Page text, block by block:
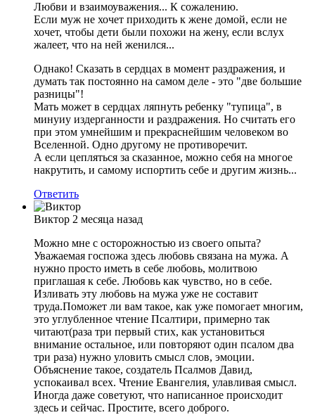
Любви и взаимоуважения... К сожалению.
Если муж не хочет приходить к жене домой, если не
хочет, чтобы дети были похожи на жену, если вслух
жалеет, что на ней женился...
Однако! Сказать в сердцах в момент раздражения, и
думать так постоянно на самом деле - это "две большие
разницы"!
Мать может в сердцах ляпнуть ребенку "тупица", в
минуиу издерганности и раздражения. Но считать его
при этом умнейшим и прекраснейшим человеком во
Вселенной. Одно другому не противоречит.
А если цепляться за сказанное, можно себя на многое
накрутить, и самому испортить себе и другим жизнь...
Ответить
Виктор 2 месяца назад
Можно мне с осторожностью из своего опыта?
Уважаемая госпожа здесь любовь связана на мужа. А
нужно просто иметь в себе любовь, молитвою
приглашая к себе. Любовь как чувство, но в себе.
Изливать эту любовь на мужа уже не составит
труда.Поможет ли вам такое, как уже помогает многим,
это углубленное чтение Псалтири, примерно так
читают(раза три первый стих, как установиться
внимание остальное, или повторяют один псалом два
три раза) нужно уловить смысл слов, эмоции.
Объяснение такое, создатель Псалмов Давид,
успокаивал всех. Чтение Евангелия, улавливая смысл.
Иногда даже советуют, что написанное происходит
здесь и сейчас. Простите, всего доброго.